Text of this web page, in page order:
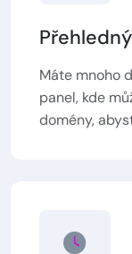
Máte mnoho
panel, kde
domény,